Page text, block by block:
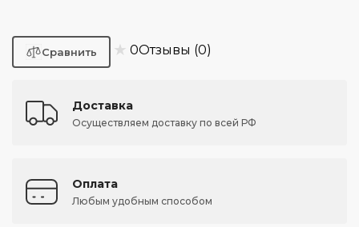
★ 0Отзывы (0)
Доставка
Осуществляем доставку по всей РФ
Оплата
Любым удобным способом